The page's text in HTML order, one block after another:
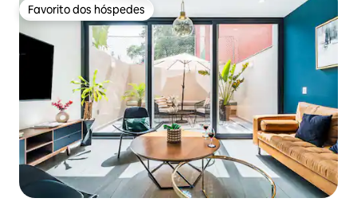
Favorito dos hóspedes
Favorito dos hóspedes